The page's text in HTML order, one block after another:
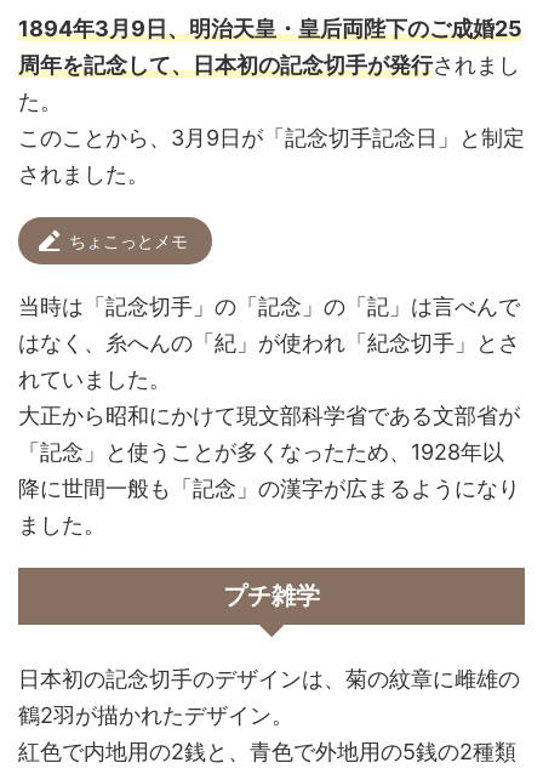
1894年3月9日、明治天皇・皇后両陛下のご成婚25
周年を記念して、日本初の記念切手が発行されまし
た。
このことから、3月9日が「記念切手記念日」と制定
されました。
ちょこっとメモ
当時は「記念切手」の「記念」の「記」は言べんで
はなく、糸へんの「紀」が使われ「紀念切手」とさ
れていました。
大正から昭和にかけて現文部科学省である文部省が
「記念」と使うことが多くなったため、1928年以
降に世間一般も「記念」の漢字が広まるようになり
ました。
プチ雑学
日本初の記念切手のデザインは、菊の紋章に雌雄の
鶴2羽が描かれたデザイン。
紅色で内地用の2銭と、青色で外地用の5銭の2種類